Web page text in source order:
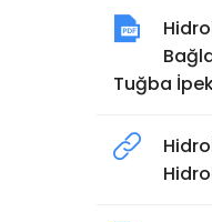
Tuğba